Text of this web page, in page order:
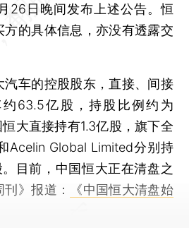
26日晚间发布上述公告。恒
方的具体信息，亦没有透露交
车的控股股东，直接、间接
63.5亿股，持股比例约为
大直接持有1.3亿股，旗下全
Acelin Global Limited分别持
目前，中国恒大正在清盘之
》报道：
《中国恒大清盘始